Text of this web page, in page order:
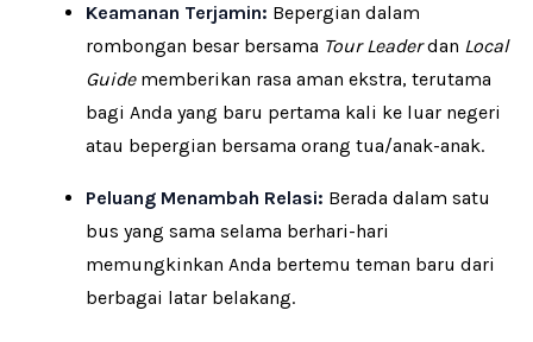
Keamanan Terjamin: Bepergian dalam
rombongan besar bersama Tour Leaderdan Local
Guidememberikan rasa aman ekstra, terutama
bagi Anda yang baru pertama kali ke luar negeri
atau bepergian bersama orang tua/anak-anak.
Peluang Menambah Relasi: Berada dalam satu
bus yang sama selama berhari-hari
memungkinkan Anda bertemu teman baru dari
berbagai latar belakang.